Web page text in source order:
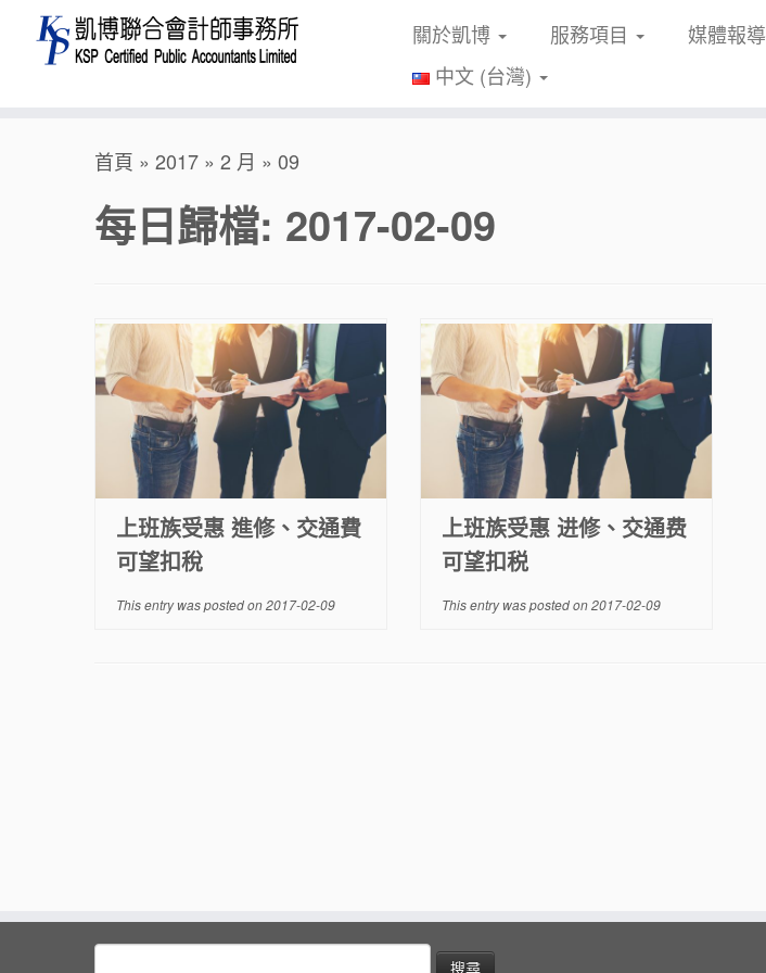
關於凱博 服務項目 媒體報導
中文 (台灣)
首頁 » 2017 » 2 月 » 09
每日歸檔: 2017-02-09
上班族受惠 進修、交通費
可望扣稅
This entry was posted on2017-02-09
上班族受惠 进修、交通费
可望扣税
This entry was posted on2017-02-09